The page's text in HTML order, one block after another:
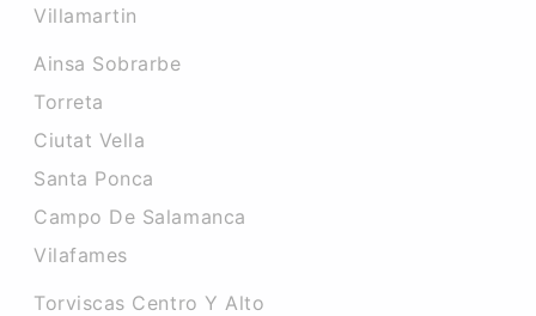
Villamartin
Ainsa Sobrarbe
Torreta
Ciutat Vella
Santa Ponca
Campo De Salamanca
Vilafames
Torviscas Centro Y Alto